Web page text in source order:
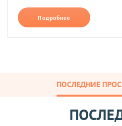
Подробнее
ПОСЛЕДНИЕ